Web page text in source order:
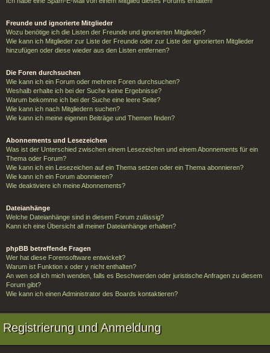
Freunde und ignorierte Mitglieder
Wozu benötige ich die Listen der Freunde und ignorierten Mitglieder?
Wie kann ich Mitglieder zur Liste der Freunde oder zur Liste der ignorierten Mitglieder
hinzufügen oder diese wieder aus den Listen entfernen?
Die Foren durchsuchen
Wie kann ich ein Forum oder mehrere Foren durchsuchen?
Weshalb erhalte ich bei der Suche keine Ergebnisse?
Warum bekomme ich bei der Suche eine leere Seite?
Wie kann ich nach Mitgliedern suchen?
Wie kann ich meine eigenen Beiträge und Themen finden?
Abonnements und Lesezeichen
Was ist der Unterschied zwischen einem Lesezeichen und einem Abonnements für ein
Thema oder Forum?
Wie kann ich ein Lesezeichen auf ein Thema setzen oder ein Thema abonnieren?
Wie kann ich ein Forum abonnieren?
Wie deaktiviere ich meine Abonnements?
Dateianhänge
Welche Dateianhänge sind in diesem Forum zulässig?
Kann ich eine Übersicht all meiner Dateianhänge erhalten?
phpBB betreffende Fragen
Wer hat diese Forensoftware entwickelt?
Warum ist Funktion x oder y nicht enthalten?
An wen soll ich mich wenden, falls es Beschwerden oder juristische Anfragen zu diesem
Forum gibt?
Wie kann ich einen Administrator des Boards kontaktieren?
Registrierung und Anmeldung